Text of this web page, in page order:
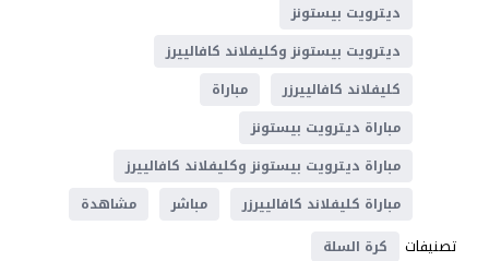
ديترويت بيستونز
ديترويت بيستونز وكليفلاند كافالييرز
كليفلاند كافالييرزر
مباراة
مباراة ديترويت بيستونز
مباراة ديترويت بيستونز وكليفلاند كافالييرز
مباراة كليفلاند كافالييرزر
مباشر مشاهدة
تصنيفات كرة السلة